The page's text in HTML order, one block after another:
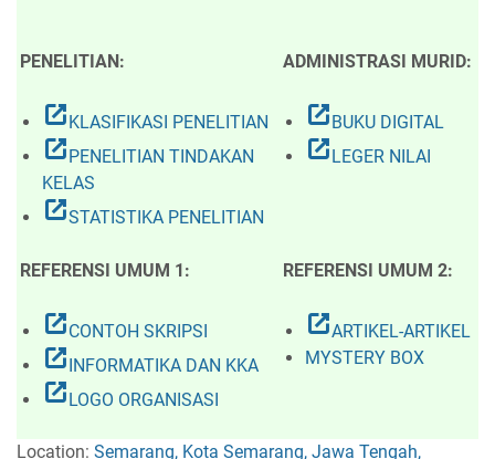
PENELITIAN: ADMINISTRASI MURID:
open_in_new KLASIFIKASI PENELITIAN
open_in_new PENELITIAN TINDAKAN
KELAS
open_in_newSTATISTIKA PENELITIAN
open_in_new BUKU DIGITAL
open_in_new LEGER NILAI
REFERENSI UMUM 1: REFERENSI UMUM 2:
open_in_newCONTOH SKRIPSI
open_in_new INFORMATIKA DAN KKA
open_in_new LOGO ORGANISASI
open_in_newARTIKEL-ARTIKEL
MYSTERY BOX
Location: Semarang, Kota Semarang, Jawa Tengah,